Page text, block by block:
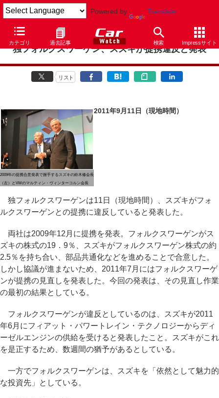
Powered by Translate
カテゴリ 過去記事 検索 Impressサイト
独フォルクスワーゲン、スズキが提携違反と発表
リスト
2009年の提携合意発表で握手するスズキの鈴木修会長
（左）とVWのマルティン・ヴィンターコルン会長
2011年9月11日（現地時間）
独フォルクスワーゲンは11日（現地時間）、スズキがフォ
ルクスワーゲンとの提携に違反していると発表した。
両社は2009年12月に提携を発表。フォルクスワーゲンがス
ズキの株式の19．9％、スズキがフォルクスワーゲン株式の約
2.5％を持ち合い、部品共通化などを進めることで合意した。
しかし協議が進まないため、2011年7月にはフォルクスワーゲ
ンが提携の見直しを発表した。今回の発表は、その見直し作業
の最初の結果としている。
フォルクスワーゲンが違反としているのは、スズキが2011
年6月にフィアット・パワートレイン・テクノロジーからディ
ーゼルエンジンの供給を受けると発表したこと。スズキがこれ
を是正するため、数週間の猶予があるとしている。
一方でフォルクスワーゲンは、スズキを「依然として魅力的
な投資先」としている。